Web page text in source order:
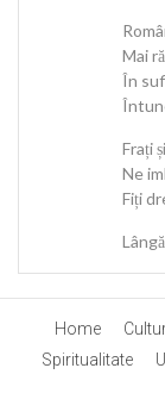
Mai
În
Frați
Ne
Fiți
Home
Spiritualitate